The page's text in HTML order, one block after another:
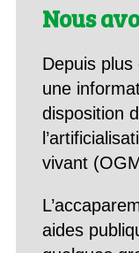
Nous
Depuis plus
une
disposition
vivant
aides